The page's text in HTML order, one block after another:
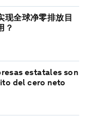
现全球净零排放目
？
estatales son
del cero neto